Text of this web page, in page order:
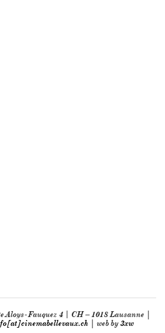
Aloys-Fauquez 4 | CH – 1018 Lausanne |
| web by3xw